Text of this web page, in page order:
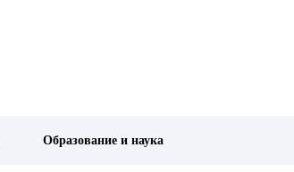
Образование и наука